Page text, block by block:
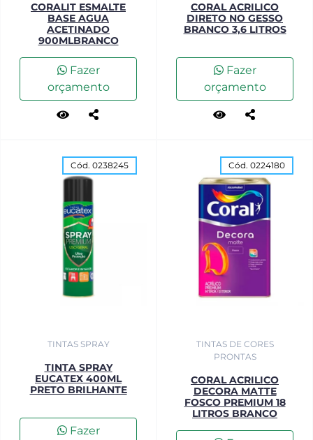
CORALIT ESMALTE
BASE AGUA
ACETINADO
900MLBRANCO
Fazer
orçamento
CORAL ACRILICO
DIRETO NO GESSO
BRANCO 3,6 LITROS
Fazer
orçamento
Cód. 0238245
TINTAS SPRAY
TINTA SPRAY
EUCATEX 400ML
PRETO BRILHANTE
Fazer
Cód. 0224180
TINTAS DE CORES
PRONTAS
CORAL ACRILICO
DECORA MATTE
FOSCO PREMIUM 18
LITROS BRANCO